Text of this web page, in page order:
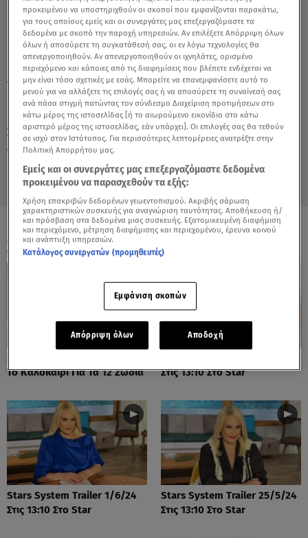
Σάββατο 8 Αυγούστου 2026
28.02.21, 16:18 ΖΩΔΙΑ
TAGS: ΖΩΔΙΑ ΙΧΘΥΕΣ ΖΩΔΙΑ ΑΣΗ ΜΠΗΛΙΟΥ
ΟΛΑ ΤΑ ΒΙΝΤΕΟ
Stars System: Πώς Θα είναι
Το Καλοκαίρι Για Τα 12 Ζώδια
Στις 13:10 Στο Star
Stars System Trailer 1/6/24
Στις 13:10 Στο Star
Stars System Trailer 25/5/24
Στις 13:10 Στο Star
προκειμένου να υποστηριχθούν οι σκοποί που εμφανίζονται παρακάτω,
για τους οποίους εμείς και οι συνεργάτες μας επεξεργαζόμαστε τα
δεδομένα με σκοπό την παροχή υπηρεσιών. Αν επιλέξετε Απόρριψη όλων
όλων ή αποσύρετε τη συγκατάθεσή σας, οι εν λόγω τεχνολογίες θα
απενεργοποιηθούν. Αν απενεργοποιηθούν οι ιχνηλάτες, ορισμένο
περιεχόμενο και κάποιες από τις διαφημίσεις που βλέπετε ενδέχεται να
μην είναι τόσο σχετικές με εσάς. Μπορείτε να επανεμφανίσετε αυτό το
μενού για να αλλάξετε τις επιλογές σας ή να αποσύρετε τη συναίνεσή σας
ανά πάσα στιγμή πατώντας τον σύνδεσμο Διαχείριση προτιμήσεων στο
κάτω μέρος της ιστοσελίδας [ή το αιωρούμενο εικονίδιο στο κάτω
αριστερό μέρος της ιστοσελίδας, εάν υπάρχει]. Οι επιλογές σας θα τεθούν
σε ισχύ στον Ιστότοπος. Για περισσότερες λεπτομέρειες ανατρέξτε στην
Πολιτική Απορρήτου μας.
Εμείς και οι συνεργάτες μας επεξεργαζόμαστε δεδομένα
προκειμένου να παρασχεθούν τα εξής:
Χρήση επακριβών δεδομένων γεωεντοπισμού. Ακριβής σάρωση
χαρακτηριστικών συσκευής για αναγνώριση ταυτότητας. Αποθήκευση ή/
και πρόσβαση στα δεδομένα μιας συσκευής. Εξατομικευμένη διαφήμιση
και περιεχόμενο, μέτρηση διαφήμισης και περιεχομένου, έρευνα κοινού
και ανάπτυξη υπηρεσιών.
Κατάλογος συνεργατών (προμηθευτές)
Εμφάνιση σκοπών
Απόρριψη όλων Αποδοχή